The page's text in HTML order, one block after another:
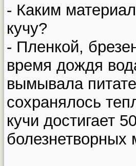
- Каким
кучу?
- Пленкой,
время дождя
вымывала
сохранялось
кучи достигает
болезнетворных